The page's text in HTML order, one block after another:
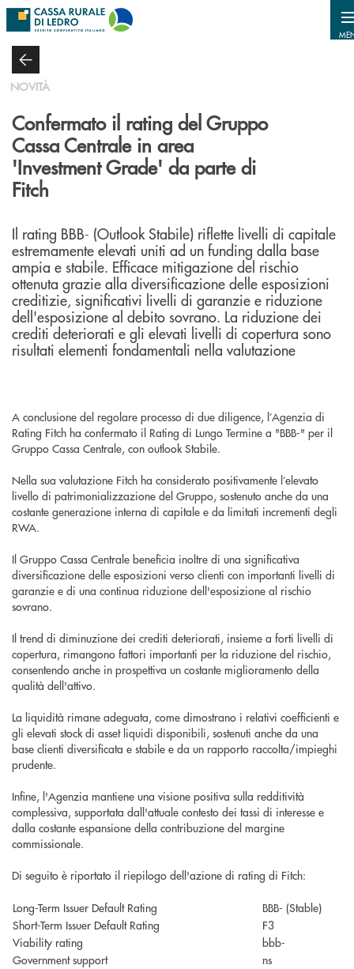
Salta al contenuto principale
NOVITÀ
Confermato il rating del Gruppo
Cassa Centrale in area
'Investment Grade' da parte di
Fitch
Il rating BBB- (Outlook Stabile) riflette livelli di capitale
estremamente elevati uniti ad un funding dalla base
ampia e stabile. Efficace mitigazione del rischio
ottenuta grazie alla diversificazione delle esposizioni
creditizie, significativi livelli di garanzie e riduzione
dell'esposizione al debito sovrano. La riduzione dei
crediti deteriorati e gli elevati livelli di copertura sono
risultati elementi fondamentali nella valutazione
A conclusione del regolare processo di due diligence, l’Agenzia di
Rating Fitch ha confermato il Rating di Lungo Termine a "BBB-" per il
Gruppo Cassa Centrale, con outlook Stabile.
Nella sua valutazione Fitch ha considerato positivamente l’elevato
livello di patrimonializzazione del Gruppo, sostenuto anche da una
costante generazione interna di capitale e da limitati incrementi degli
RWA.
Il Gruppo Cassa Centrale beneficia inoltre di una significativa
diversificazione delle esposizioni verso clienti con importanti livelli di
garanzie e di una continua riduzione dell'esposizione al rischio
sovrano.
Il trend di diminuzione dei crediti deteriorati, insieme a forti livelli di
copertura, rimangono fattori importanti per la riduzione del rischio,
consentendo anche in prospettiva un costante miglioramento della
qualità dell'attivo.
La liquidità rimane adeguata, come dimostrano i relativi coefficienti e
gli elevati stock di asset liquidi disponibili, sostenuti anche da una
base clienti diversificata e stabile e da un rapporto raccolta/impieghi
prudente.
Infine, l'Agenzia mantiene una visione positiva sulla redditività
complessiva, supportata dall'attuale contesto dei tassi di interesse e
dalla costante espansione della contribuzione del margine
commissionale.
Di seguito è riportato il riepilogo dell'azione di rating di Fitch:
Long-Term Issuer Default Rating
BBB- (Stable)
Short-Term Issuer Default Rating
F3
Viability rating
bbb-
Government support
ns